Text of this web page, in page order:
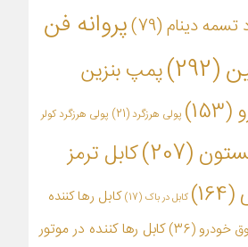
تسمه دینام(79)
پروانه فن
(292)
پمپ بنزین
(153) پولی هرزگرد(21) پولی هرزگرد کولر
(207)
کابل ترمز
(164) کابل در باک (17)
کابل رها کننده
خودرو (36)
کابل رها کننده در موتور